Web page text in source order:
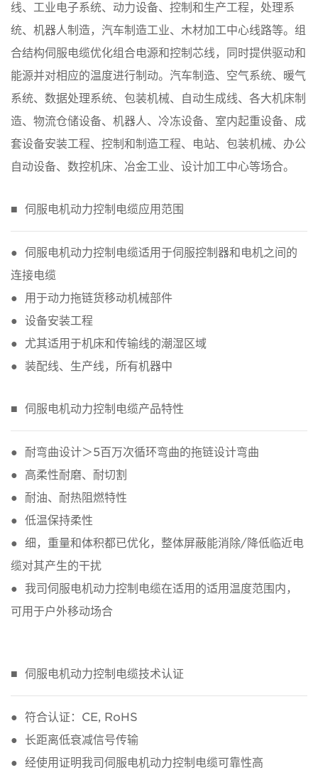
线、工业电子系统、动力设备、控制和生产工程，处理系
统、机器人制造，汽车制造工业、木材加工中心线路等。组
合结构伺服电缆优化组合电源和控制芯线，同时提供驱动和
能源并对相应的温度进行制动。汽车制造、空气系统、暖气
系统、数据处理系统、包装机械、自动生成线、各大机床制
造、物流仓储设备、机器人、冷冻设备、室内起重设备、成
套设备安装工程、控制和制造工程、电站、包装机械、办公
自动设备、数控机床、冶金工业、设计加工中心等场合。
■ 伺服电机动力控制电缆应用范围
● 伺服电机动力控制电缆适用于伺服控制器和电机之间的
连接电缆
● 用于动力拖链货移动机械部件
● 设备安装工程
● 尤其适用于机床和传输线的潮湿区域
● 装配线、生产线，所有机器中
■ 伺服电机动力控制电缆产品特性
● 耐弯曲设计＞5百万次循环弯曲的拖链设计弯曲
● 高柔性耐磨、耐切割
● 耐油、耐热阻燃特性
● 低温保持柔性
● 细，重量和体积都已优化，整体屏蔽能消除/降低临近电
缆对其产生的干扰
● 我司伺服电机动力控制电缆在适用的适用温度范围内，
可用于户外移动场合
■ 伺服电机动力控制电缆技术认证
● 符合认证：CE, RoHS
● 长距离低衰减信号传输
● 经使用证明我司伺服电机动力控制电缆可靠性高